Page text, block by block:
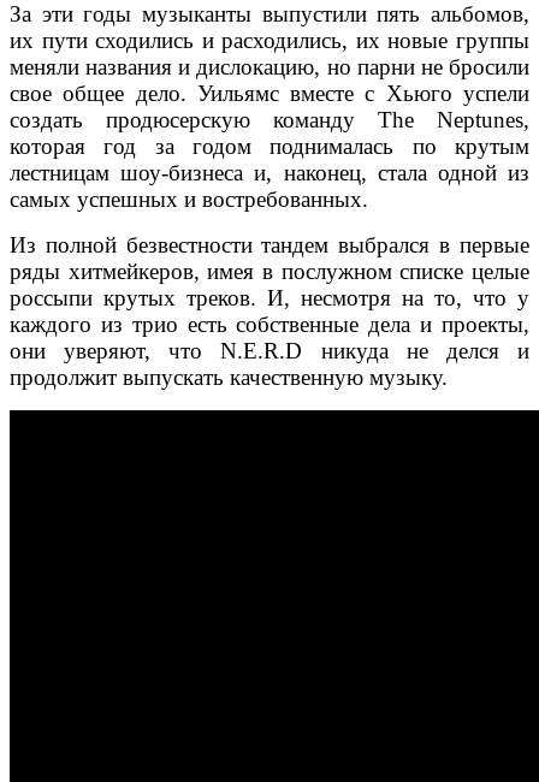
За эти годы музыканты выпустили пять альбомов,
их пути сходились и расходились, их новые группы
меняли названия и дислокацию, но парни не бросили
свое общее дело. Уильямс вместе с Хьюго успели
создать продюсерскую команду The Neptunes,
которая год за годом поднималась по крутым
лестницам шоу-бизнеса и, наконец, стала одной из
самых успешных и востребованных.
Из полной безвестности тандем выбрался в первые
ряды хитмейкеров, имея в послужном списке целые
россыпи крутых треков. И, несмотря на то, что у
каждого из трио есть собственные дела и проекты,
они уверяют, что N.E.R.D никуда не делся и
продолжит выпускать качественную музыку.